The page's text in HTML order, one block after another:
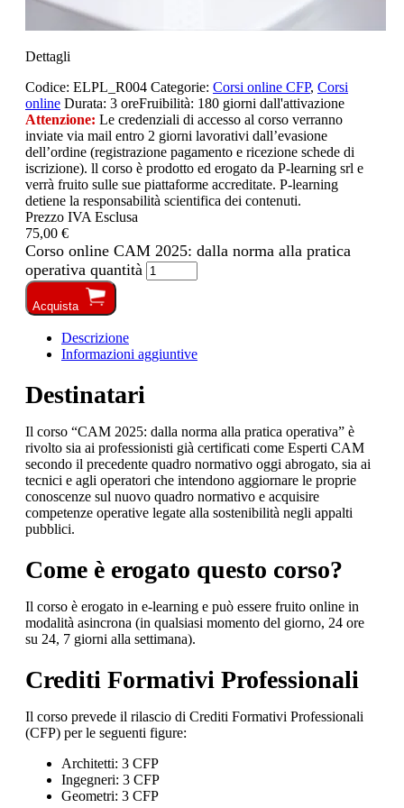
Dettagli
Codice: ELPL_R004 Categorie: Corsi online CFP, Corsi
online Durata: 3 oreFruibilità: 180 giorni dall'attivazione
Attenzione: Le credenziali di accesso al corso verranno
inviate via mail entro 2 giorni lavorativi dall’evasione
dell’ordine (registrazione pagamento e ricezione schede di
iscrizione). ll corso è prodotto ed erogato da P-learning srl e
verrà fruito sulle sue piattaforme accreditate. P-learning
detiene la responsabilità scientifica dei contenuti.
Prezzo IVA Esclusa
75,00 €
Corso online CAM 2025: dalla norma alla pratica
operativa quantità
Acquista
Descrizione
Informazioni aggiuntive
Destinatari
Il corso “CAM 2025: dalla norma alla pratica operativa” è
rivolto sia ai professionisti già certificati come Esperti CAM
secondo il precedente quadro normativo oggi abrogato, sia ai
tecnici e agli operatori che intendono aggiornare le proprie
conoscenze sul nuovo quadro normativo e acquisire
competenze operative legate alla sostenibilità negli appalti
pubblici.
Come è erogato questo corso?
Il corso è erogato in e-learning e può essere fruito online in
modalità asincrona (in qualsiasi momento del giorno, 24 ore
su 24, 7 giorni alla settimana).
Crediti Formativi Professionali
Il corso prevede il rilascio di Crediti Formativi Professionali
(CFP) per le seguenti figure:
Architetti: 3 CFP
Ingegneri: 3 CFP
Geometri: 3 CFP